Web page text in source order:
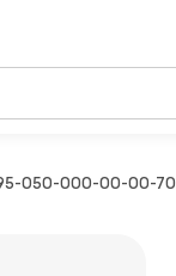
050-000-00-00-70